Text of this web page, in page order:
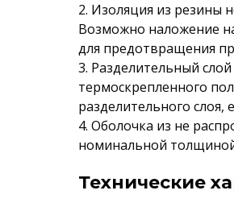
2. Изоляция из резины
Возможно наложение
для предотвращения
3. Разделительный
термоскрепленного
разделительного слоя,
4. Оболочка из не
номинальной
Технические